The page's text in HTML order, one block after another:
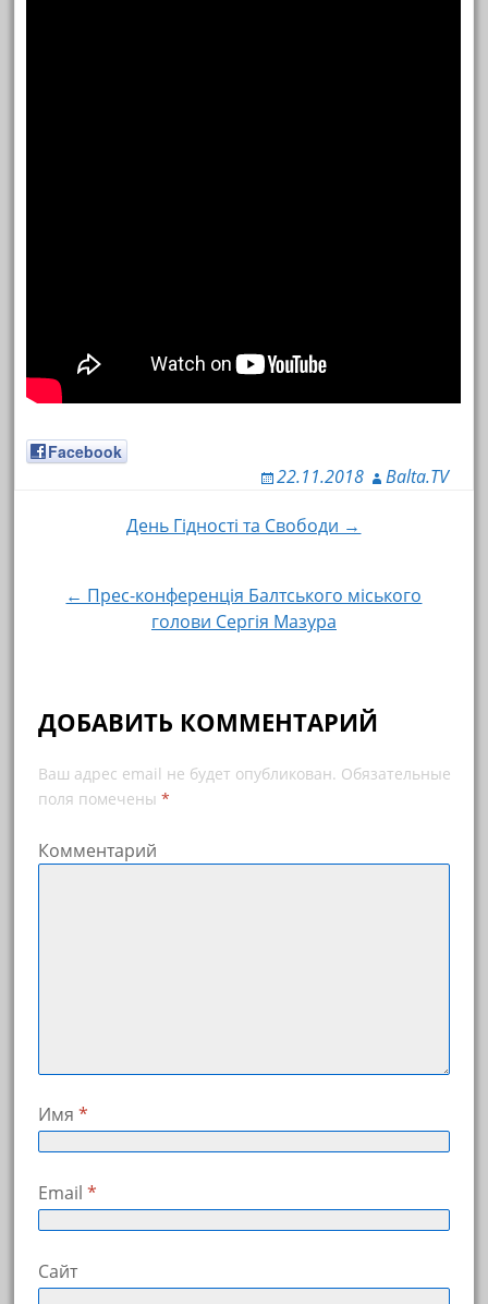
Facebook
22.11.2018 Balta.TV
Навигация по записям
День Гідності та Свободи →
← Прес-конференція Балтського міського
голови Сергія Мазура
ДОБАВИТЬ КОММЕНТАРИЙ
Ваш адрес email не будет опубликован. Обязательные
поля помечены *
Комментарий
Имя *
Email *
Сайт